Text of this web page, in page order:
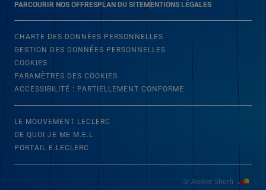
PARCOURIR NOS OFFRESPLAN DU SITEMENTIONS LÉGALES
CHARTE DES DONNÉES PERSONNELLES
GESTION DES DONNÉES PERSONNELLES
COOKIES
PARAMÈTRES DES COOKIES
ACCESSIBILITÉ : PARTIELLEMENT CONFORME
LE MOUVEMENT LECLERC
DE QUOI JE ME M.E.L
PORTAIL E.LECLERC